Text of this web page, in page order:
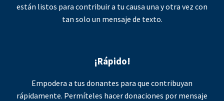
están listos para contribuir a tu causa una y otra vez con
tan solo un mensaje de texto.
¡Rápido!
Empodera a tus donantes para que contribuyan
rápidamente. Permíteles hacer donaciones por mensaje